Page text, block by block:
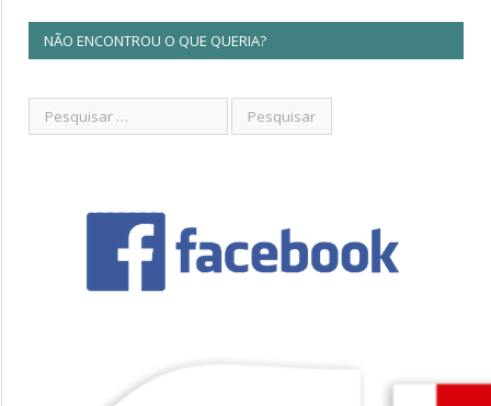
NÃO ENCONTROU O QUE QUERIA?